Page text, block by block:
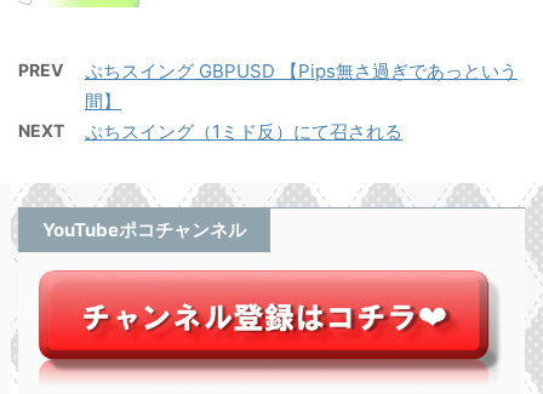
PREV
ぷちスイング GBPUSD 【Pips無さ過ぎであっという
間】
NEXT ぷちスイング（1ミド反）にて召される
YouTubeポコチャンネル